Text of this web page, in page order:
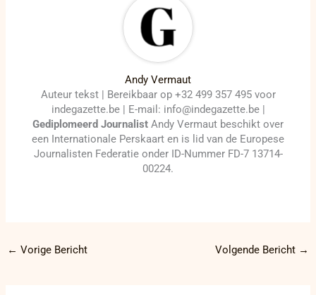
Andy Vermaut
Auteur tekst | Bereikbaar op +32 499 357 495 voor
indegazette.be | E-mail: info@indegazette.be |
Gediplomeerd Journalist Andy Vermaut beschikt over
een Internationale Perskaart en is lid van de Europese
Journalisten Federatie onder ID-Nummer FD-7 13714-
00224.
← Vorige Bericht Volgende Bericht →